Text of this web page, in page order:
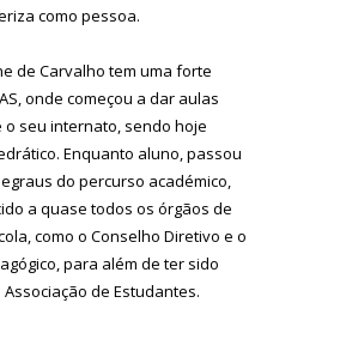
como pessoa.
de Carvalho tem uma forte
onde começou a dar aulas
seu internato, sendo hoje
Enquanto aluno, passou
do percurso académico,
a quase todos os órgãos de
como o Conselho Diretivo e o
para além de ter sido
de Estudantes.